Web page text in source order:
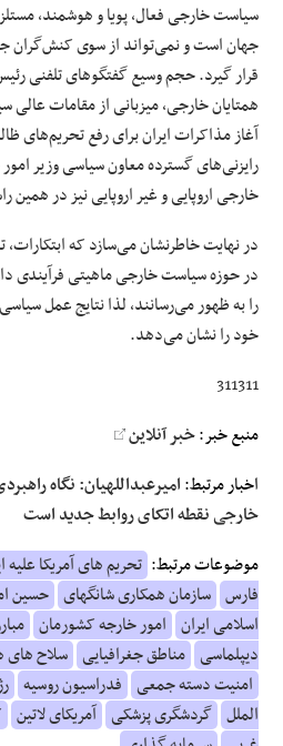
سیاست خارجی فعال، پویا و هوشمند،
جهان است و نمی‌تواند از سوی کنش‌گران
قرار گیرد. حجم وسیع گفتگوهای تلفنی
همتایان خارجی، میزبانی از مقامات عالی
آغاز مذاکرات ایران برای رفع تحریم‌های
رایزنی‌های گسترده معاون سیاسی وزیر
خارجی اروپایی و غیر اروپایی نیز در همین
در نهایت خاطرنشان می‌سازد که
در حوزه سیاست خارجی ماهیتی فرآیندی
را به ظهور می‌رسانند، لذا نتایج عمل
خود را نشان می‌دهد.
311311
منبع خبر:خبر آنلاین
اخبار مرتبط:امیرعبداللهیان: نگاه
خارجی نقطه اتکای روابط جدید است
موضوعات مرتبط: تحریم های آمریکا علیه
فارس سازمان همکاری شانگهای حسین
اسلامی ایران امور خارجه کشورمان
دیپلماسی مناطق جغرافیایی سلاح های
امنیت دسته جمعی فدراسیون روسیه
الملل گردشگری پزشکی آمریکای لاتین